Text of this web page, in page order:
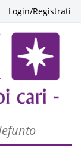
Login/Registrati